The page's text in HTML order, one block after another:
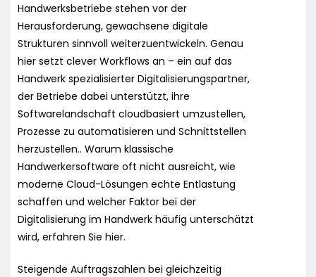
Handwerksbetriebe stehen vor der
Herausforderung, gewachsene digitale
Strukturen sinnvoll weiterzuentwickeln. Genau
hier setzt clever Workflows an – ein auf das
Handwerk spezialisierter Digitalisierungspartner,
der Betriebe dabei unterstützt, ihre
Softwarelandschaft cloudbasiert umzustellen,
Prozesse zu automatisieren und Schnittstellen
herzustellen.. Warum klassische
Handwerkersoftware oft nicht ausreicht, wie
moderne Cloud-Lösungen echte Entlastung
schaffen und welcher Faktor bei der
Digitalisierung im Handwerk häufig unterschätzt
wird, erfahren Sie hier.
Steigende Auftragszahlen bei gleichzeitig